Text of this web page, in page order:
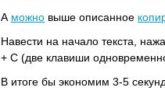
А можно выше описанное
Навести на начало текста,
+ C (две клавиши
В итоге бы экономим 3-5